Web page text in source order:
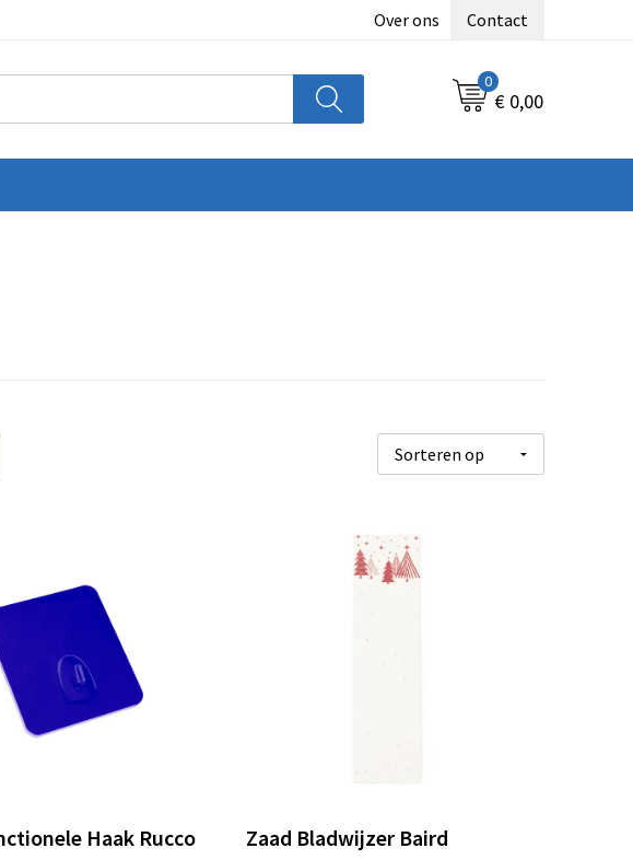
Over ons Contact
0
€ 0,00
Haak Rucco
Zaad Bladwijzer Baird